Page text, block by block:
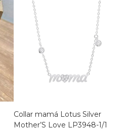
Collar mamá Lotus Silver
Mother’S Love LP3948-1/1